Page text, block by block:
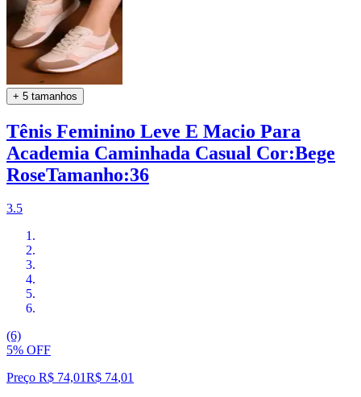
+ 5 tamanhos
Tênis Feminino Leve E Macio Para
Academia Caminhada Casual Cor:Bege
RoseTamanho:36
3.5
(6)
5% OFF
Preço R$ 74,01R$ 74,01